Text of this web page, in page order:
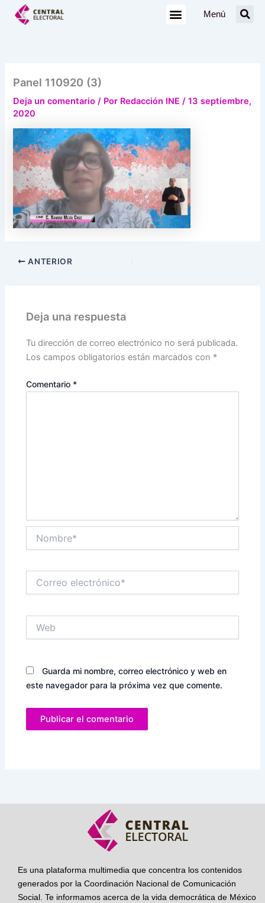
Menú
Panel 110920 (3)
Deja un comentario / Por Redacción INE/13 septiembre,
2020
ANTERIOR
Deja una respuesta
Tu dirección de correo electrónico no será publicada.
Los campos obligatorios están marcados con *
Comentario *
electrónico*
Guarda mi nombre, correo electrónico y web en
este navegador para la próxima vez que comente.
Es una plataforma multimedia que concentra los contenidos
generados por la Coordinación Nacional de Comunicación
Social. Te informamos acerca de la vida democrática de México